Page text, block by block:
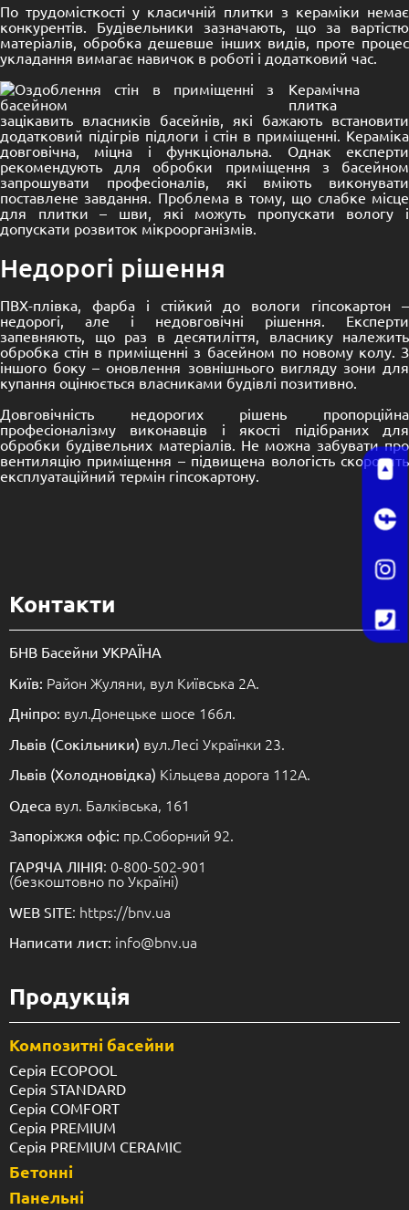
По трудомісткості у класичній плитки з кераміки немає
конкурентів. Будівельники зазначають, що за вартістю
матеріалів, обробка дешевше інших видів, проте процес
укладання вимагає навичок в роботі і додатковий час.
Керамічна
плитка
зацікавить власників басейнів, які бажають встановити
додатковий підігрів підлоги і стін в приміщенні. Кераміка
довговічна, міцна і функціональна. Однак експерти
рекомендують для обробки приміщення з басейном
запрошувати професіоналів, які вміють виконувати
поставлене завдання. Проблема в тому, що слабке місце
для плитки – шви, які можуть пропускати вологу і
допускати розвиток мікроорганізмів.
Недорогі рішення
ПВХ-плівка, фарба і стійкий до вологи гіпсокартон –
недорогі, але і недовговічні рішення. Експерти
запевняють, що раз в десятиліття, власнику належить
обробка стін в приміщенні з басейном по новому колу. З
іншого боку – оновлення зовнішнього вигляду зони для
купання оцінюється власниками будівлі позитивно.
Довговічність недорогих рішень пропорційна
професіоналізму виконавців і якості підібраних для
обробки будівельних матеріалів. Не можна забувати про
вентиляцію приміщення – підвищена вологість скоротить
експлуатаційний термін гіпсокартону.
Контакти
БНВ Басейни УКРАЇНА
Київ: Район Жуляни, вул Київська 2А.
Дніпро: вул.Донецьке шосе 166л.
Львів (Сокільники) вул.Лесі Українки 23.
Львів (Холодновідка) Кільцева дорога 112А.
Одеса вул. Балківська, 161
Запоріжжя офіс: пр.Соборний 92.
ГАРЯЧА ЛІНІЯ: 0-800-502-901
(безкоштовно по Україні)
WEB SITE: https://bnv.ua
Написати лист: info@bnv.ua
Продукція
Композитні басейни
Серія ECOPOOL
Серія STANDARD
Серія COMFORT
Серія PREMIUM
Серія PREMIUM CERAMIC
Бетонні
Панельні